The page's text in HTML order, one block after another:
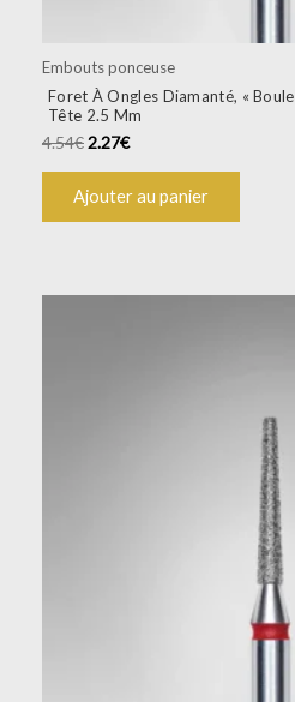
Embouts ponceuse
Foret À Ongles Diamanté, «
Tête 2.5 Mm
4.54€2.27€
Ajouter au panier